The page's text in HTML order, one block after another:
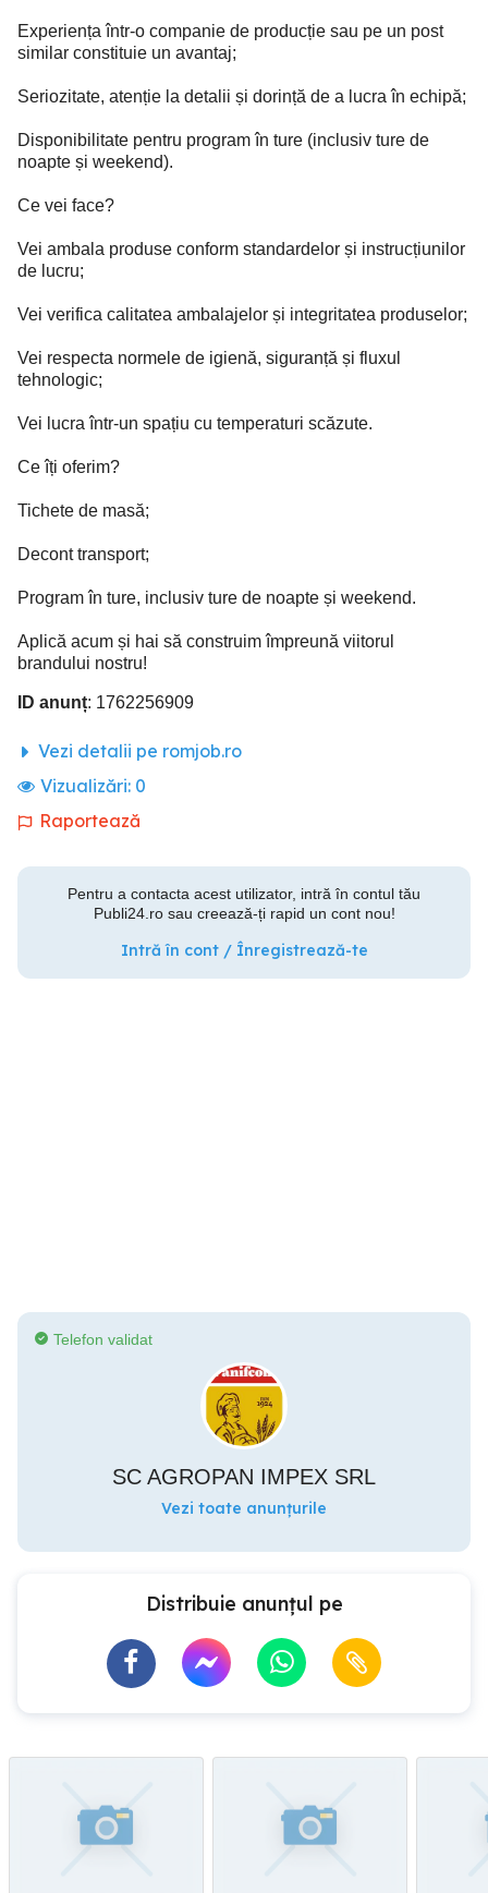
Experiența într-o companie de producție sau pe un post
similar constituie un avantaj;
Seriozitate, atenție la detalii și dorință de a lucra în echipă;
Disponibilitate pentru program în ture (inclusiv ture de
noapte și weekend).
Ce vei face?
Vei ambala produse conform standardelor și instrucțiunilor
de lucru;
Vei verifica calitatea ambalajelor și integritatea produselor;
Vei respecta normele de igienă, siguranță și fluxul
tehnologic;
Vei lucra într-un spațiu cu temperaturi scăzute.
Ce îți oferim?
Tichete de masă;
Decont transport;
Program în ture, inclusiv ture de noapte și weekend.
Aplică acum și hai să construim împreună viitorul
brandului nostru!
ID anunț: 1762256909
Vezi detalii pe romjob.ro
Vizualizări: 0
Raportează
Pentru a contacta acest utilizator, intră în contul tău
Publi24.ro sau creează-ți rapid un cont nou!
Intră în cont / Înregistrează-te
Telefon validat
SC AGROPAN IMPEX SRL
Vezi toate anunțurile
Distribuie anunțul pe